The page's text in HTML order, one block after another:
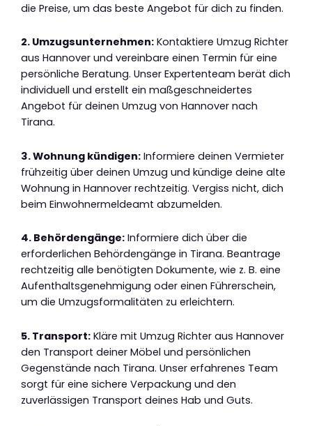
die Preise, um das beste Angebot für dich zu finden.
2. Umzugsunternehmen: Kontaktiere Umzug Richter
aus Hannover und vereinbare einen Termin für eine
persönliche Beratung. Unser Expertenteam berät dich
individuell und erstellt ein maßgeschneidertes
Angebot für deinen Umzug von Hannover nach
Tirana.
3. Wohnung kündigen: Informiere deinen Vermieter
frühzeitig über deinen Umzug und kündige deine alte
Wohnung in Hannover rechtzeitig. Vergiss nicht, dich
beim Einwohnermeldeamt abzumelden.
4. Behördengänge: Informiere dich über die
erforderlichen Behördengänge in Tirana. Beantrage
rechtzeitig alle benötigten Dokumente, wie z. B. eine
Aufenthaltsgenehmigung oder einen Führerschein,
um die Umzugsformalitäten zu erleichtern.
5. Transport: Kläre mit Umzug Richter aus Hannover
den Transport deiner Möbel und persönlichen
Gegenstände nach Tirana. Unser erfahrenes Team
sorgt für eine sichere Verpackung und den
zuverlässigen Transport deines Hab und Guts.